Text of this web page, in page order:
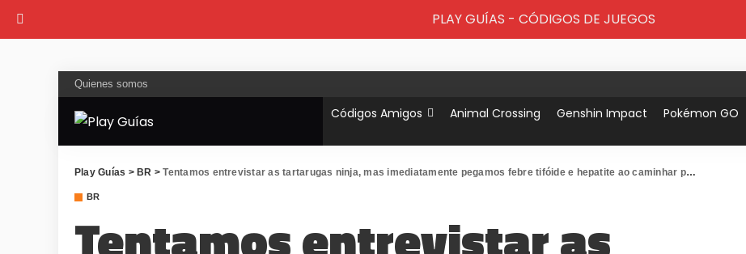
Quienes somos
Códigos Amigos Animal Crossing Genshin Impact Pokémon GO
Play Guías > BR >Tentamos entrevistar as tartarugas ninja, mas imediatamente pegamos febre tifóide e hepatite ao caminhar pelo sistema de esgoto da cidade de Nova York
BR
PLAY GUÍAS - CÓDIGOS DE JUEGOS